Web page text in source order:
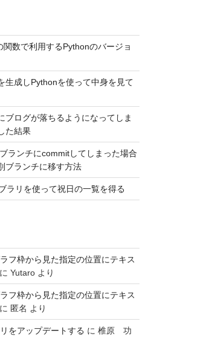
関数で利用するPythonのバージョ
生成しPythonを使って中身を見て
ブログが落ちるようになってしま
た結果
ランチにcommitしてしまった場合
ブランチに移す方法
ラリを使って祝日の一覧を得る
フ枠から見た指定の位置にテキス
に Yutaroより
フ枠から見た指定の位置にテキス
に 匿名 より
をアップデートする に 椎原 功